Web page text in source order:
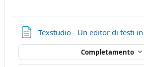
Texstudio - Un editor di testi in
Completamento